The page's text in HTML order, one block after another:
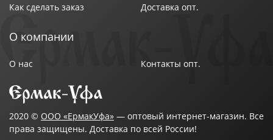
Как сделать заказ Доставка опт.
О компании
О нас Контакты опт.
2020 © ООО «ЕрмакУфа» — оптовый интернет-магазин. Все
права защищены. Доставка по всей России!